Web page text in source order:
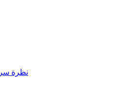
نظرة